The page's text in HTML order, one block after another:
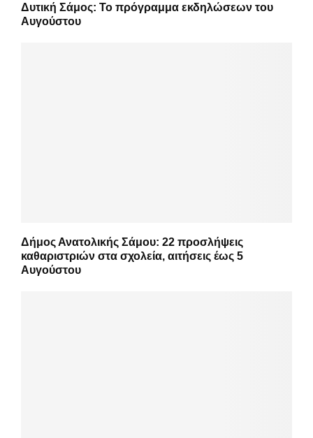
Δυτική Σάμος: Το πρόγραμμα εκδηλώσεων του
Αυγούστου
Δήμος Ανατολικής Σάμου: 22 προσλήψεις
καθαριστριών στα σχολεία, αιτήσεις έως 5
Αυγούστου